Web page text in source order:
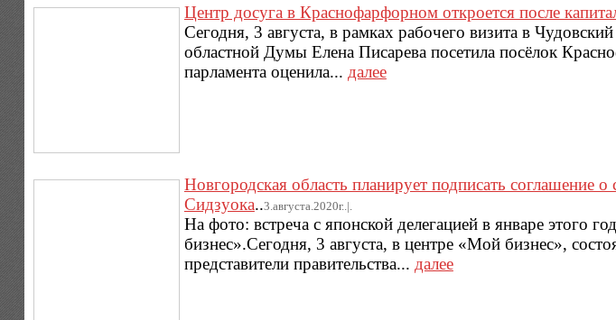
Центр досуга в Краснофарфорном откроется после
Сегодня, 3 августа, в рамках рабочего визита в
областной Думы Елена Писарева посетила посёлок
парламента оценила... далее
Новгородская область планирует подписать соглашение о
Сидзуока..3.августа.2020г..|.
На фото: встреча с японской делегацией в январе этого
бизнес».Сегодня, 3 августа, в центре «Мой бизнес»,
представители правительства... далее